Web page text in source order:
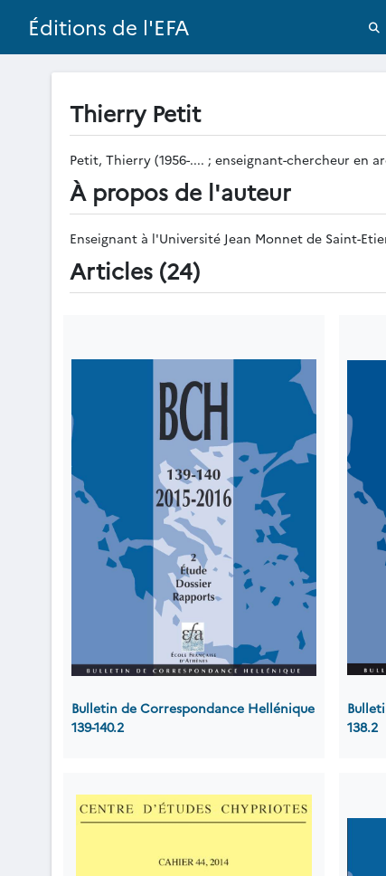
Éditions de l'EFA
Thierry Petit
Petit, Thierry (1956-.... ; enseignant-chercheur en
À propos de l'auteur
Enseignant à l'Université Jean Monnet de Saint-
Articles (24)
Bulletin de Correspondance Hellénique
139-140.2
138.2